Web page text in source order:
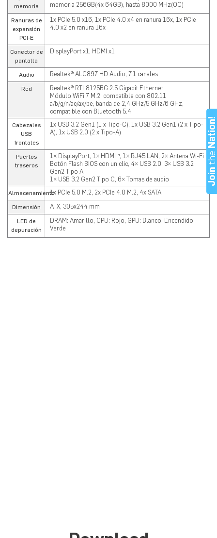
memoria
memoria 256GB(4x 64GB), hasta 8000 MHz(OC)
Ranuras de
expansión
PCI-E
1x PCIe 5.0 x16, 1x PCIe 4.0 x4 en ranura 16x, 1x PCIe
4.0 x2 en ranura 16x
Conector de
pantalla
DisplayPort x1, HDMI x1
Audio Realtek® ALC897 HD Audio, 7.1 canales
Red
Realtek® RTL8125BG 2.5 Gigabit Ethernet
Módulo WiFi 7 M.2, compatible con 802.11
a/b/g/n/ac/ax/be, banda de 2,4 GHz/5 GHz/6 GHz,
compatible con Bluetooth 5.4
Cabezales
USB
frontales
1x USB 3.2 Gen1 (1 x Tipo-C), 1x USB 3.2 Gen1 (2 x Tipo-
A), 1x USB 2.0 (2 x Tipo-A)
Puertos
traseros
1× DisplayPort, 1× HDMI™, 1× RJ45 LAN, 2× Antena Wi-Fi
Botón Flash BIOS con un clic, 4× USB 2.0, 3× USB 3.2
Gen2 Tipo A
1× USB 3.2 Gen2 Tipo C, 6× Tomas de audio
Almacenamiento1x PCIe 5.0 M.2, 2x PCIe 4.0 M.2, 4x SATA
Dimensión ATX, 305x244 mm
LED de
depuración
DRAM: Amarillo, CPU: Rojo, GPU: Blanco, Encendido:
Verde
Join
the
Nation!